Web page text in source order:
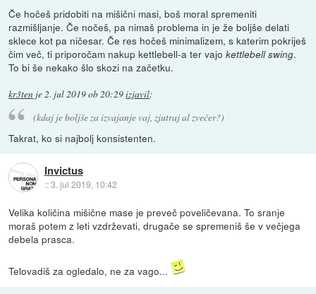
Če hočeš pridobiti na mišični masi, boš moral spremeniti
razmišljanje. Če nočeš, pa nimaš problema in je že boljše delati
sklece kot pa ničesar. Če res hočeš minimalizem, s katerim pokriješ
čim več, ti priporočam nakup kettlebell-a ter vajokettlebell swing.
To bi še nekako šlo skozi na začetku.
kr3ten je2. jul 2019 ob 20:29izjavil:
(kdaj je boljše za izvajanje vaj, zjutraj al zvečer?)
Takrat, ko si najbolj konsistenten.
Invictus
::3. jul 2019, 10:42
Velika količina mišične mase je preveč poveličevana. To sranje
moraš potem z leti vzdrževati, drugače se spremeniš še v večjega
debela prasca.
Telovadiš za ogledalo, ne za vago...